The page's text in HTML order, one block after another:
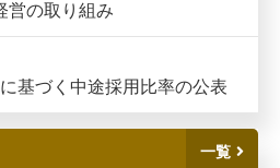
営の取り組み
基づく中途採用比率の公表
一覧